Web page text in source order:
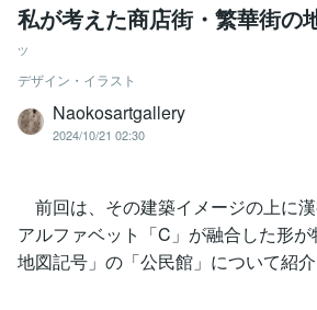
私が考えた商店街・繁華街の
ツ
デザイン・イラスト
Naokosartgallery
2024/10/21 02:30
前回は、その建築イメージの上に
アルファベット「C」が融合した形
地図記号」の「公民館」について紹介